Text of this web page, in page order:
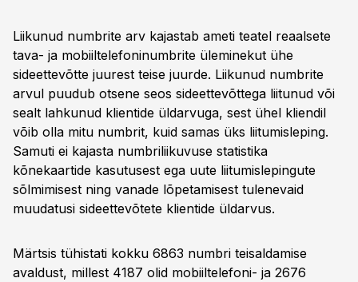
Liikunud numbrite arv kajastab ameti teatel reaalsete
tava- ja mobiiltelefoninumbrite üleminekut ühe
sideettevõtte juurest teise juurde. Liikunud numbrite
arvul puudub otsene seos sideettevõttega liitunud või
sealt lahkunud klientide üldarvuga, sest ühel kliendil
võib olla mitu numbrit, kuid samas üks liitumisleping.
Samuti ei kajasta numbriliikuvuse statistika
kõnekaartide kasutusest ega uute liitumislepingute
sõlmimisest ning vanade lõpetamisest tulenevaid
muudatusi sideettevõtete klientide üldarvus.
Märtsis tühistati kokku 6863 numbri teisaldamise
avaldust, millest 4187 olid mobiiltelefoni- ja 2676